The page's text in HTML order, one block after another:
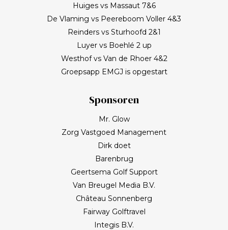
Huiges vs Massaut 7&6
De Vlaming vs Peereboom Voller 4&3
Reinders vs Sturhoofd 2&1
Luyer vs Boehlé 2 up
Westhof vs Van de Rhoer 4&2
Groepsapp EMGJ is opgestart
Sponsoren
Mr. Glow
Zorg Vastgoed Management
Dirk doet
Barenbrug
Geertsema Golf Support
Van Breugel Media B.V.
Château Sonnenberg
Fairway Golftravel
Integis B.V.